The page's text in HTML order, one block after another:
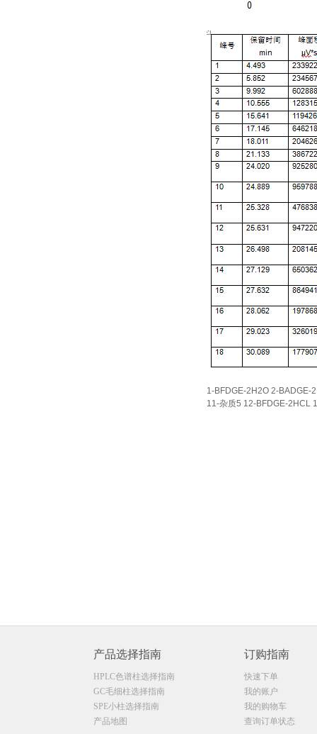
1-BFDGE-2H2O 2-BADGE-
11-杂质5 12-BFDGE-2HCL
产品选择指南
HPLC色谱柱选择指南
GC毛细柱选择指南
SPE小柱选择指南
产品地图
订购指南
快速下单
我的账户
我的购物车
查询订单状态